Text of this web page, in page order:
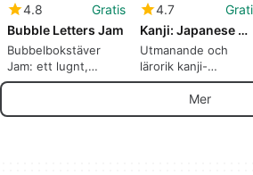
4.8
Gratis
Bubble Letters Jam
Bubbelbokstäver
Jam: ett lugnt,
tematiserat
sessioner
4.7
Kanji: Japanese Word Search
Utmanande och
lärorik kanji-
pusselspel
Mer